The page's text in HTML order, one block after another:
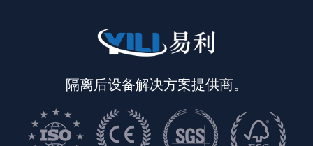
隔离后设备解决方案提供商。